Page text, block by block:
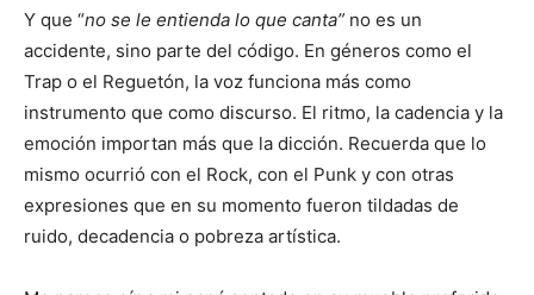
Y que “no se le entienda lo que canta” no es un
accidente, sino parte del código. En géneros como el
Trap o el Reguetón, la voz funciona más como
instrumento que como discurso. El ritmo, la cadencia y la
emoción importan más que la dicción. Recuerda que lo
mismo ocurrió con el Rock, con el Punk y con otras
expresiones que en su momento fueron tildadas de
ruido, decadencia o pobreza artística.